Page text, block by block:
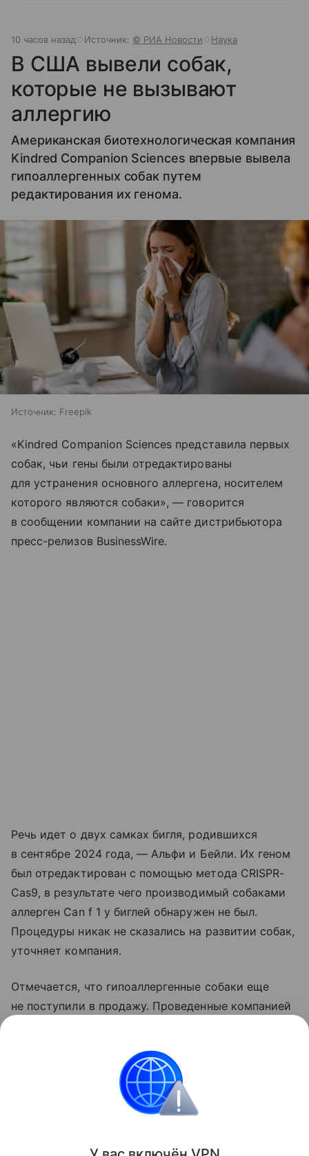
10 часов назад Источник: © РИА Новости Наука
В США вывели собак,
которые не вызывают
аллергию
Американская биотехнологическая компания
Kindred Companion Sciences впервые вывела
гипоаллергенных собак путем
редактирования их генома.
Источник: Freepik
«Kindred Companion Sciences представила первых
собак, чьи гены были отредактированы
для устранения основного аллергена, носителем
которого являются собаки», — говорится
в сообщении компании на сайте дистрибьютора
пресс-релизов BusinessWire.
Речь идет о двух самках бигля, родившихся
в сентябре 2024 года, — Альфи и Бейли. Их геном
был отредактирован с помощью метода CRISPR-
Cas9, в результате чего производимый собаками
аллерген Can f 1 у биглей обнаружен не был.
Процедуры никак не сказались на развитии собак,
уточняет компания.
Отмечается, что гипоаллергенные собаки еще
не поступили в продажу. Проведенные компанией
Животные
Поделиться